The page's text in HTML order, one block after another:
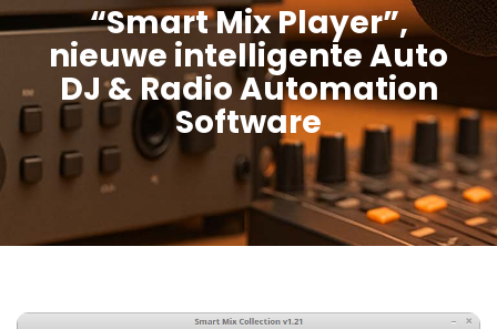
“Smart Mix Player”,
nieuwe intelligente Auto
DJ & Radio Automation
Software